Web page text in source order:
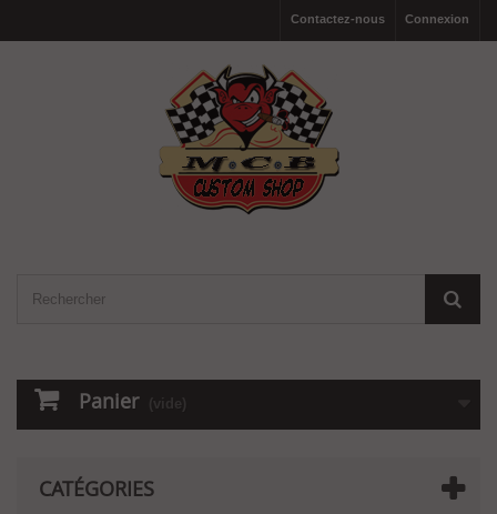
Connexion
Contactez-nous
Panier (vide)
CATÉGORIES